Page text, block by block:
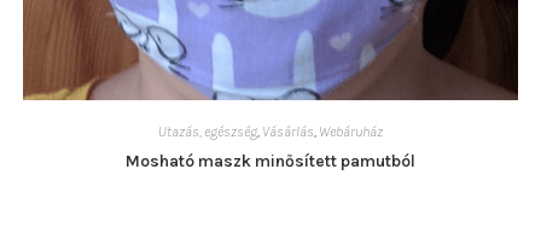
Utazás, egészség Vásárlás Webáruház
Mosható maszk minősített pamutból